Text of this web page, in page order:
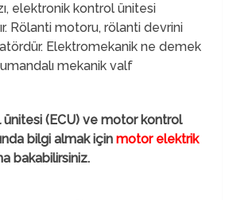
elektronik kontrol ünitesi
Rölanti motoru, rölanti devrini
Elektromekanik ne demek
mekanik valf
(ECU) ve motor kontrol
bilgi almak içinmotor elektrik
bakabilirsiniz.